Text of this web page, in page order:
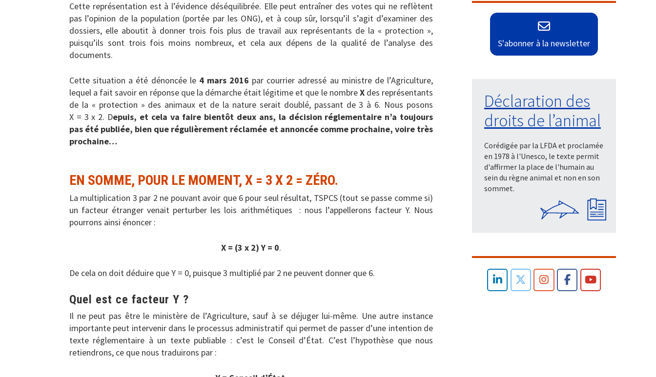
Cette représentation est à l’évidence déséquilibrée. Elle peut entraîner des votes qui ne reflètent
pas l’opinion de la population (portée par les ONG), et à coup sûr, lorsqu’il s’agit d’examiner des
dossiers, elle aboutit à donner trois fois plus de travail aux représentants de la « protection »,
puisqu’ils sont trois fois moins nombreux, et cela aux dépens de la qualité de l’analyse des
documents.
Cette situation a été dénoncée le 4 mars 2016 par courrier adressé au ministre de l’Agriculture,
lequel a fait savoir en réponse que la démarche était légitime et que le nombreXdes représentants
de la « protection » des animaux et de la nature serait doublé, passant de 3 à 6. Nous posons
X = 3 x 2. Depuis, et cela va faire bientôt deux ans, la décision réglementaire n’a toujours
pas été publiée, bien que régulièrement réclamée et annoncée comme prochaine, voire très
prochaine…
EN SOMME, POUR LE MOMENT, X = 3 X 2 = ZÉRO.
La multiplication 3 par 2 ne pouvant avoir que 6 pour seul résultat, TSPCS (tout se passe comme si)
un facteur étranger venait perturber les lois arithmétiques : nous l’appellerons facteur Y. Nous
pourrons ainsi énoncer :
X = (3 x 2) Y = 0.
De cela on doit déduire que Y = 0, puisque 3 multiplié par 2 ne peuvent donner que 6.
Quel est ce facteur Y ?
Il ne peut pas être le ministère de l’Agriculture, sauf à se déjuger lui-même. Une autre instance
importante peut intervenir dans le processus administratif qui permet de passer d’une intention de
texte réglementaire à un texte publiable : c’est le Conseil d’État. C’est l’hypothèse que nous
retiendrons, ce que nous traduirons par :
S'abonner à la newsletter
Déclaration des
droits de l’animal
Corédigée par la LFDA et proclamée
en 1978 à l'Unesco, le texte permit
d'affirmer la place de l'humain au
sein du règne animal et non en son
sommet.